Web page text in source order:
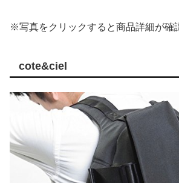
※写真をクリックすると商品詳細が確
cote&ciel